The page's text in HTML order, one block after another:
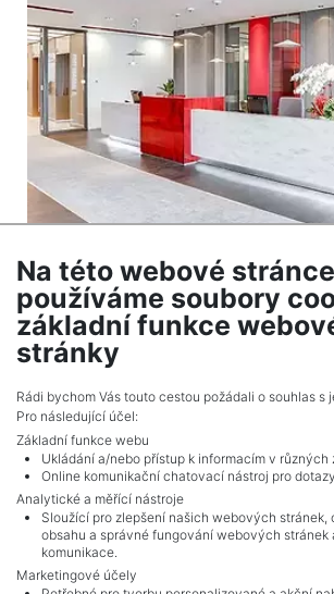
Commercial to rent / virtual office / 5
Praha 5 - Smíchov
3,850 CZK (month) Price
Adverts total10.
Na této webové stránce
používáme soubory
základní funkce
stránky
Rádi bychom Vás touto cestou požádali o souhlas s
Pro následující účel:
Základní funkce webu
Ukládání a/nebo přístup k informacím v různých
Online komunikační chatovací nástroj pro
Analytické a měřící nástroje
Sloužící pro zlepšení našich webových stránek,
obsahu a správné fungování webových stránek
komunikace.
Marketingové účely